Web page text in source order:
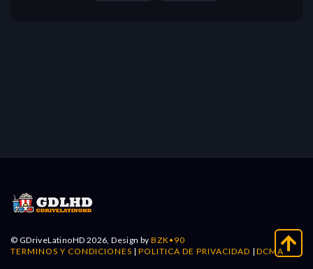
© GDriveLatinoHD 2026, Design byBZK•90
TERMINOS Y CONDICIONES |POLITICA DE PRIVACIDAD |DCMA